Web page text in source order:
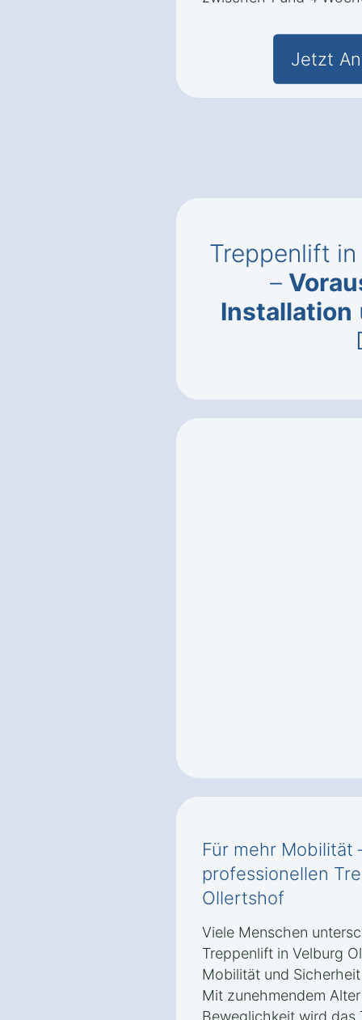
Jetzt
Treppenlift
–
Installation
Für mehr Mobilität
professionellen
Ollertshof
Viele Menschen
Treppenlift in Velburg
Mobilität und
Mit zunehmendem
Beweglichkeit wird das